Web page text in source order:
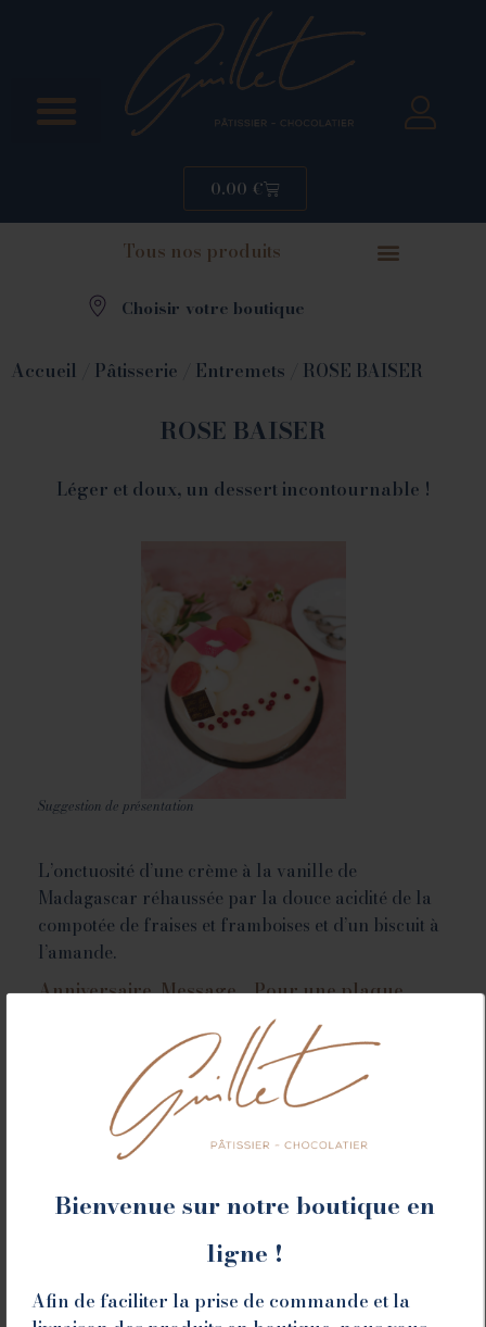
Bienvenue sur notre boutique en
ligne !
Afin de faciliter la prise de commande et la
0.00 €
Tous nos produits
Choisir votre boutique
Accueil Pâtisserie Entremets / ROSE BAISER
ROSE BAISER
Léger et doux, un dessert incontournable !
Suggestion de présentation
L’onctuosité d’une crème à la vanille de
Madagascar réhaussée par la douce acidité de la
compotée de fraises et framboises et d’un biscuit à
l’amande.
Anniversaire, Message… Pour une plaque
personnalisée, retrouvez nos offres dans la
Décoration.